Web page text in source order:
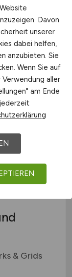
& Grids
& Grids
Davon
unserer
dabei helfen,
anzubieten. Sie
Wenn Sie auf
aller
am Ende